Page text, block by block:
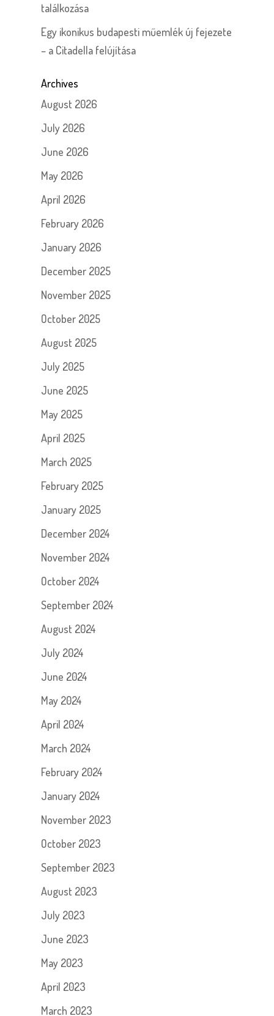
találkozása
Egy ikonikus budapesti műemlék új fejezete
– a Citadella felújítása
Archives
August 2026
July 2026
June 2026
May 2026
April 2026
February 2026
January 2026
December 2025
November 2025
October 2025
August 2025
July 2025
June 2025
May 2025
April 2025
March 2025
February 2025
January 2025
December 2024
November 2024
October 2024
September 2024
August 2024
July 2024
June 2024
May 2024
April 2024
March 2024
February 2024
January 2024
November 2023
October 2023
September 2023
August 2023
July 2023
June 2023
May 2023
April 2023
March 2023